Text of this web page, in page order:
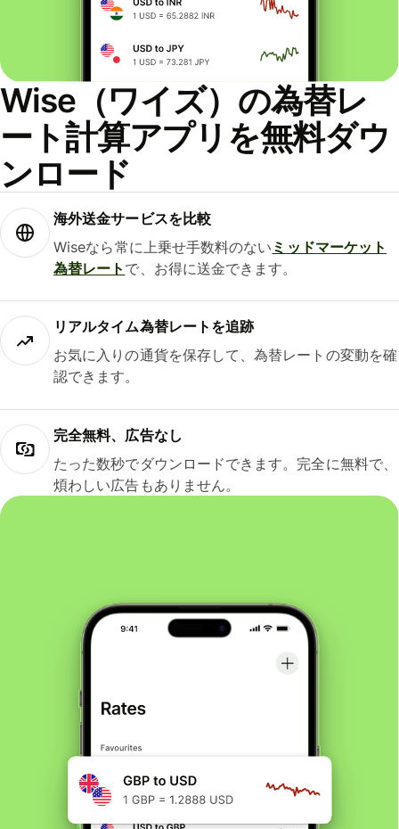
Wise（ワイズ）の為替レ
ート計算アプリを無料ダウ
ンロード
海外送金サービスを比較
Wiseなら常に上乗せ手数料のない ミッドマーケット
為替レート で、お得に送金できます。
リアルタイム為替レートを追跡
お気に入りの通貨を保存して、為替レートの変動を確
認できます。
完全無料、広告なし
たった数秒でダウンロードできます。完全に無料で、
煩わしい広告もありません。